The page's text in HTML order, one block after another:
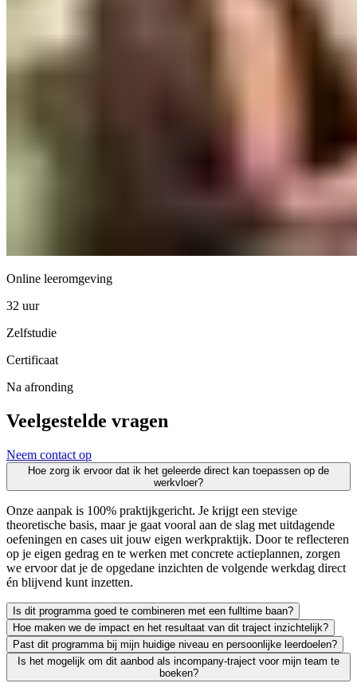
Online leeromgeving
32 uur
Zelfstudie
Certificaat
Na afronding
Veelgestelde vragen
Neem contact op
Hoe zorg ik ervoor dat ik het geleerde direct kan toepassen op de
werkvloer?
Onze aanpak is 100% praktijkgericht. Je krijgt een stevige
theoretische basis, maar je gaat vooral aan de slag met uitdagende
oefeningen en cases uit jouw eigen werkpraktijk. Door te reflecteren
op je eigen gedrag en te werken met concrete actieplannen, zorgen
we ervoor dat je de opgedane inzichten de volgende werkdag direct
én blijvend kunt inzetten.
Is dit programma goed te combineren met een fulltime baan?
Zeker. We leiden uitsluitend werkende professionals op en weten
Hoe maken we de impact en het resultaat van dit traject inzichtelijk?
Leren moet leiden tot merkbaar resultaat; voor jezelf én voor je
Past dit programma bij mijn huidige niveau en persoonlijke leerdoelen?
We vinden het essentieel dat je een traject kiest dat écht bij je past
Is het mogelijk om dit aanbod als incompany-traject voor mijn team te
boeken?